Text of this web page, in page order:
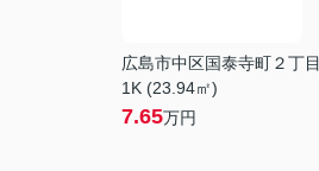
広島市中区国泰寺町２丁目
1K (23.94㎡)
7.65万円